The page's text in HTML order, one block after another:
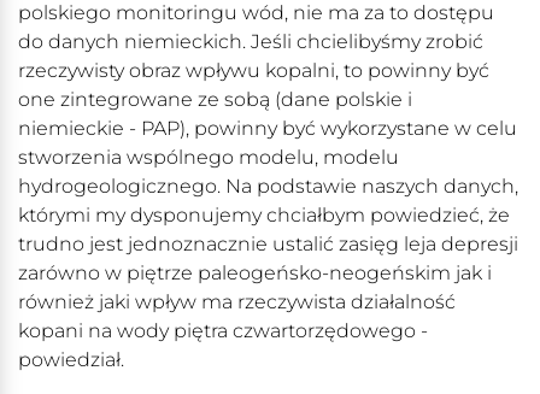
polskiego monitoringu wód, nie ma za to dostępu
do danych niemieckich. Jeśli chcielibyśmy zrobić
rzeczywisty obraz wpływu kopalni, to powinny być
one zintegrowane ze sobą (dane polskie i
niemieckie - PAP), powinny być wykorzystane w celu
stworzenia wspólnego modelu, modelu
hydrogeologicznego. Na podstawie naszych danych,
którymi my dysponujemy chciałbym powiedzieć, że
trudno jest jednoznacznie ustalić zasięg leja depresji
zarówno w piętrze paleogeńsko-neogeńskim jak i
również jaki wpływ ma rzeczywista działalność
kopani na wody piętra czwartorzędowego -
powiedział.